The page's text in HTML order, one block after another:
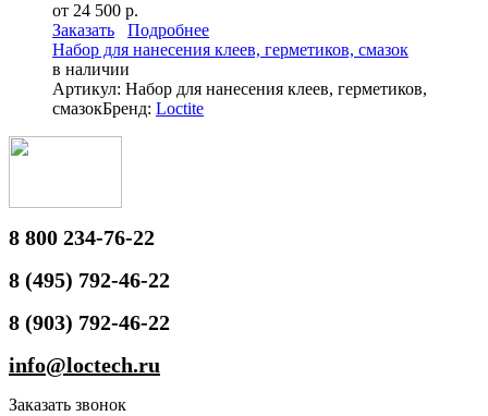
от 24 500 р.
Заказать
Подробнее
Набор для нанесения клеев, герметиков, смазок
в наличии
Артикул: Набор для нанесения клеев, герметиков,
смазокБренд: Loctite
8 800 234-76-22
8 (495) 792-46-22
8 (903) 792-46-22
info@loctech.ru
Заказать звонок